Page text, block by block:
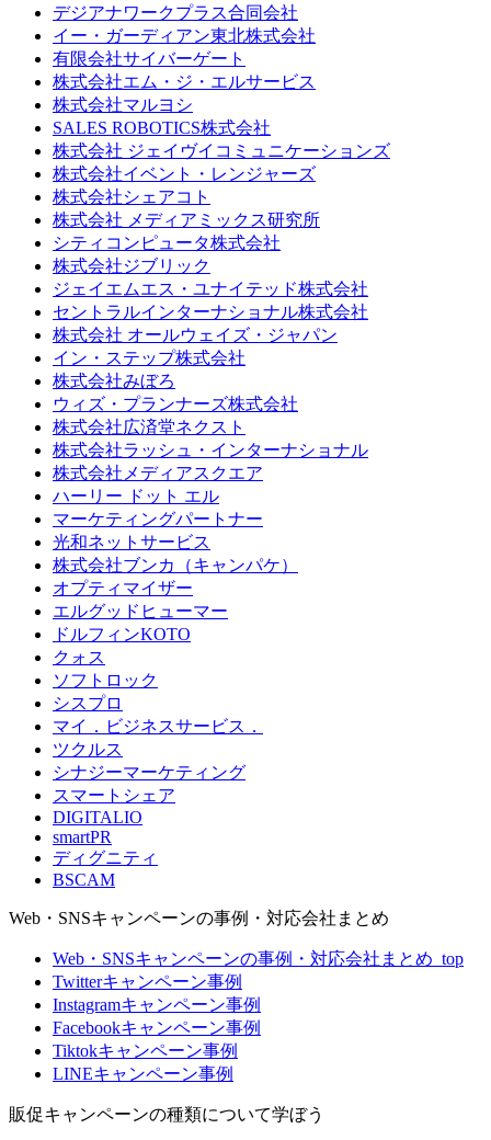
デジアナワークプラス合同会社
イー・ガーディアン東北株式会社
有限会社サイバーゲート
株式会社エム・ジ・エルサービス
株式会社マルヨシ
SALES ROBOTICS株式会社
株式会社 ジェイヴイコミュニケーションズ
株式会社イベント・レンジャーズ
株式会社シェアコト
株式会社 メディアミックス研究所
シティコンピュータ株式会社
株式会社ジブリック
ジェイエムエス・ユナイテッド株式会社
セントラルインターナショナル株式会社
株式会社 オールウェイズ・ジャパン
イン・ステップ株式会社
株式会社みぼろ
ウィズ・プランナーズ株式会社
株式会社広済堂ネクスト
株式会社ラッシュ・インターナショナル
株式会社メディアスクエア
ハーリー ドット エル
マーケティングパートナー
光和ネットサービス
株式会社ブンカ（キャンパケ）
オプティマイザー
エルグッドヒューマー
ドルフィンKOTO
クォス
ソフトロック
シスプロ
マイ．ビジネスサービス．
ツクルス
シナジーマーケティング
スマートシェア
DIGITALIO
smartPR
ディグニティ
BSCAM
Web・SNSキャンペーンの事例・対応会社まとめ
Web・SNSキャンペーンの事例・対応会社まとめ_top
Twitterキャンペーン事例
Instagramキャンペーン事例
Facebookキャンペーン事例
Tiktokキャンペーン事例
LINEキャンペーン事例
販促キャンペーンの種類について学ぼう